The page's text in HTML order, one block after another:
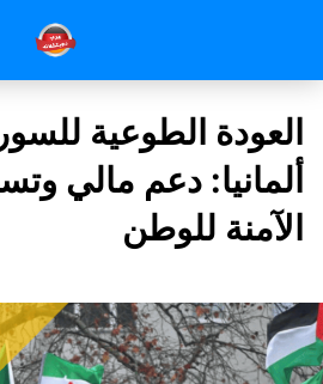
العودة الطوعية
ألمانيا: دعم مالي
الآمنة للوطن